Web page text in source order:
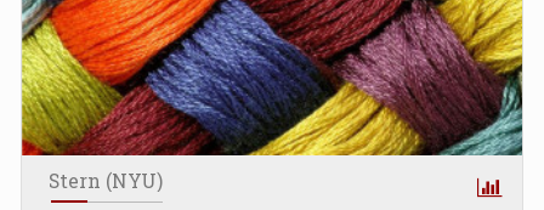
Stern (NYU)